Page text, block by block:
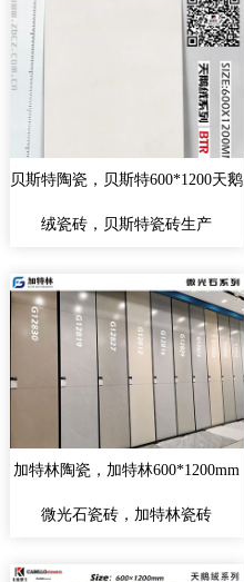
贝斯特陶瓷，贝斯特600*1200天鹅
绒瓷砖，贝斯特瓷砖生产
加特林陶瓷，加特林600*1200mm
微光石瓷砖，加特林瓷砖